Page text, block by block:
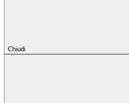
Chiudi